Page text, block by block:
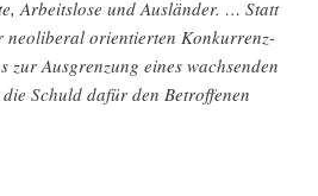
Arbeitslose und Ausländer. … Statt
neoliberal orientierten Konkurrenz-
zur Ausgrenzung eines wachsenden
Schuld dafür den Betroffenen